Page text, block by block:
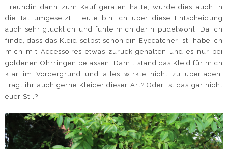
Freundin dann zum Kauf geraten hatte, wurde dies auch in
die Tat umgesetzt. Heute bin ich über diese Entscheidung
auch sehr glücklich und fühle mich darin pudelwohl. Da ich
finde, dass das Kleid selbst schon ein Eyecatcher ist, habe ich
mich mit Accessoires etwas zurück gehalten und es nur bei
goldenen Ohrringen belassen. Damit stand das Kleid für mich
klar im Vordergrund und alles wirkte nicht zu überladen.
Tragt ihr auch gerne Kleider dieser Art? Oder ist das gar nicht
euer Stil?